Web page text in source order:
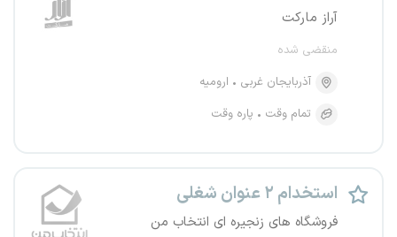
آراز مارکت
منقضی شده
آذربایجان غربی
ارومیه
تمام وقت
پاره وقت
استخدام ۲ عنوان شغلی
فروشگاه های زنجیره ای انتخاب من